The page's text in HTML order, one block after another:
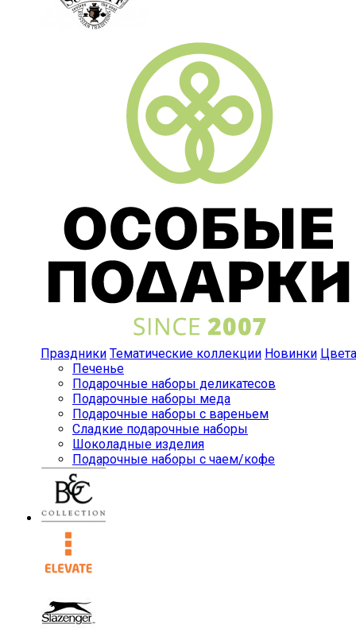
Праздники Тематические коллекции Новинки Цвета
Печенье
Подарочные наборы деликатесов
Подарочные наборы меда
Подарочные наборы с вареньем
Сладкие подарочные наборы
Шоколадные изделия
Подарочные наборы с чаем/кофе